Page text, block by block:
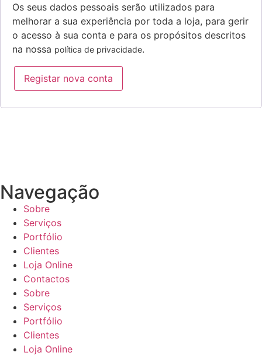
Os seus dados pessoais serão utilizados para
melhorar a sua experiência por toda a loja, para gerir
o acesso à sua conta e para os propósitos descritos
na nossa política de privacidade.
Registar nova conta
Navegação
Sobre
Serviços
Portfólio
Clientes
Loja Online
Contactos
Sobre
Serviços
Portfólio
Clientes
Loja Online